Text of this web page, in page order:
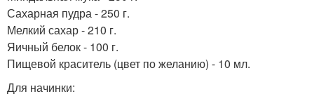
Сахарная пудра - 250 г.
Мелкий сахар - 210 г.
Яичный белок - 100 г.
Пищевой краситель (цвет по желанию) - 10 мл.
Для начинки: